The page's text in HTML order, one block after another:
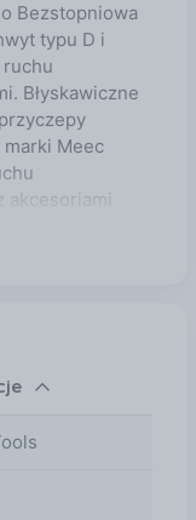
Bezstopniowa
typu D i
Błyskawiczne
Meec
akcesoriami
się
prędkości
1500–
w
które